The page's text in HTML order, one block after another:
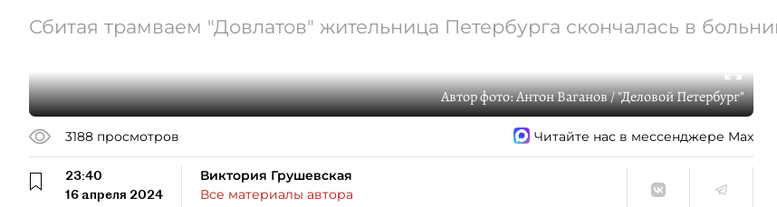
Сбитая трамваем "Довлатов" жительница Петербурга скончалась в
Автор фото:Антон Ваганов / "Деловой Петербург"
3188 просмотров Читайте нас в мессенджере Max
23:40
16 апреля 2024
Виктория Грушевская
Все материалы автора